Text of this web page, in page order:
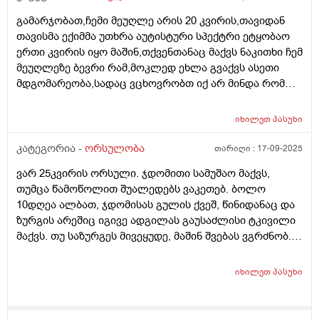
გამარჯობათ,ჩემი მეუღლე არის 20 კვირის,თავიდან
თავისმა ექიმმა უთხრა აუტისტური სპექტრი ეტყობაო
ერთი კვირის იყო მაშინ,თქვენთანაც მაქვს ნაკითხი ჩემ
მეუღლეზე ბევრი რამ,მოკლედ ეხლა გვაქვს ასეთი
მდგომარეობა,სადაც ვცხოვრობთ იქ არ მინდა რომ
მკურნალობდა ჩემი მეუღლე ძალიან გაკვირვებული
იყოს,ორსულობა მიდის ძალიან
კარგად,გემახსოვრებით ალბათ მარიხუანას
მომხმარებელი ვიყავი და გვეშინოდა ბავშვის
ჯანმრთელობის მხრივ.თქვენ კი აგვიხსენით რომ
მარიხუანა ხელა უშლის ჩასახვას და არა ჩასახულ
იქნევაო,მოკლედ არვიცი ყველას ინდივიდუალური
იხილეთპასუხი
კატეგორია - ორსულობა თარიღი : 17-09-2025
ვარ 25კვირის ორსული. ჯდომითი სამუშაო მაქვს,
თუმცა წამოწოლით შუალედებს ვაკეთებ. ბოლო
10დღეა ალბათ, ჯდომისას გულის ქვეშ, წინიდანაც და
ზურგის არეშიც იგივე ადგილას გაუსაძლისი ტკივილი
მაქვს. თუ საზურგეს მივეყუდე, მაშინ შვებას ვგრძნობ.
იხილეთპასუხი